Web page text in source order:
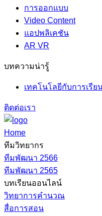
การออกแบบ
Video Content
แอปพลิเคชัน
AR VR
บทความน่ารู้
เทคโนโลยีกับการเรีย
ติดต่อเรา
Home
ทีมวิทยากร
ทีมพัฒนา 2566
ทีมพัฒนา 2565
บทเรียนออนไลน์
วิทยาการคำนวณ
สื่อการสอน